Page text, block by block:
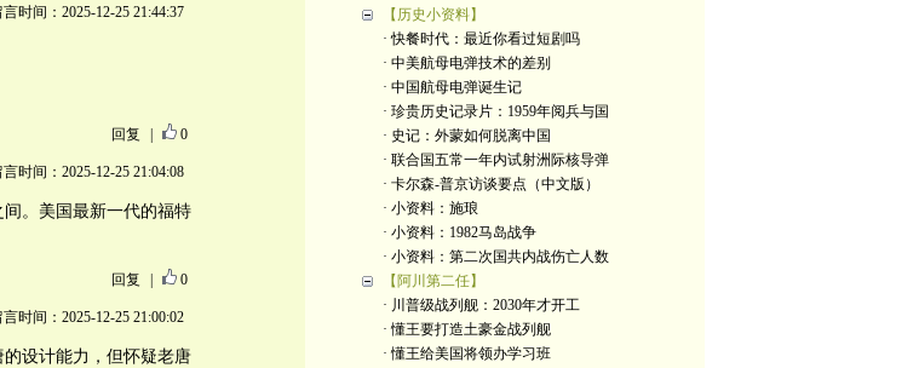
言时间：2025-12-25 21:44:37
回复 0
言时间：2025-12-25 21:04:08
。美国最新一代的福特
回复 0
言时间：2025-12-25 21:00:02
设计能力，但怀疑老唐
【历史小资料】
· 快餐时代：最近你看过短剧吗
· 中美航母电弹技术的差别
· 中国航母电弹诞生记
· 珍贵历史记录片：1959年阅兵与国
· 史记：外蒙如何脱离中国
· 联合国五常一年内试射洲际核导弹
· 卡尔森-普京访谈要点（中文版）
· 小资料：施琅
· 小资料：1982马岛战争
· 小资料：第二次国共内战伤亡人数
【阿川第二任】
· 川普级战列舰：2030年才开工
· 懂王要打造土豪金战列舰
· 懂王给美国将领办学习班